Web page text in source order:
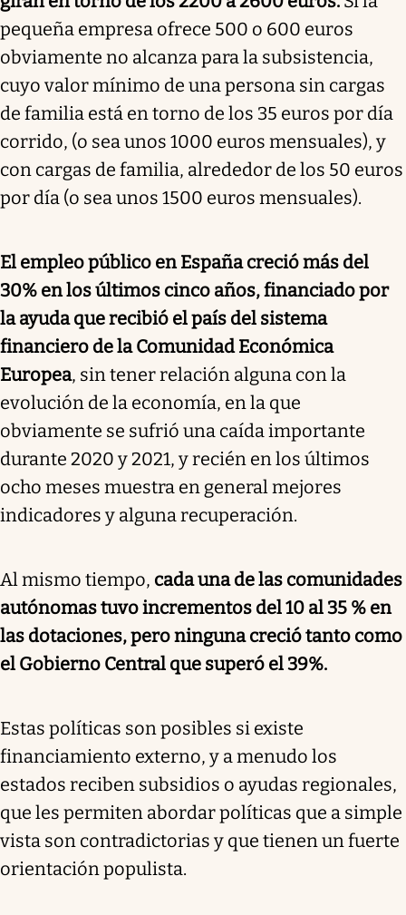
pequeña empresa ofrece 500 o 600 euros
obviamente no alcanza para la subsistencia,
cuyo valor mínimo de una persona sin cargas
de familia está en torno de los 35 euros por día
corrido, (o sea unos 1000 euros mensuales), y
con cargas de familia, alrededor de los 50 euros
por día (o sea unos 1500 euros mensuales).
El empleo público en España creció más del
30% en los últimos cinco años, financiado por
la ayuda que recibió el país del sistema
financiero de la Comunidad Económica
Europea, sin tener relación alguna con la
evolución de la economía, en la que
obviamente se sufrió una caída importante
durante 2020 y 2021, y recién en los últimos
ocho meses muestra en general mejores
indicadores y alguna recuperación.
Al mismo tiempo, cada una de las comunidades
autónomas tuvo incrementos del 10 al 35 % en
las dotaciones, pero ninguna creció tanto como
el Gobierno Central que superó el 39%.
Estas políticas son posibles si existe
financiamiento externo, y a menudo los
estados reciben subsidios o ayudas regionales,
que les permiten abordar políticas que a simple
vista son contradictorias y que tienen un fuerte
orientación populista.